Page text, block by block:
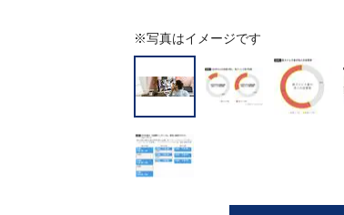
※写真はイメージです